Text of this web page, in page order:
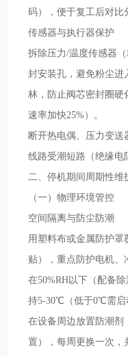
码），便于复工后对比
传感器与执行器保护
拆除压力/温度传感器
封安装孔，避免粉尘进
林，防止阀芯密封圈硬
速率加快25%）。
断开热电偶、压力变送
线路受潮短路（绝缘电
二、停机期间周期性维
（一）物理环境管控
空间隔离与防尘防潮
用塑料布或金属防护
贴），重点防护电机、
在50%RH以下（配备
持5-30℃（低于0℃需启
在设备周边放置防潮剂
置），每周更换一次，